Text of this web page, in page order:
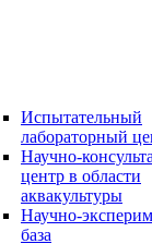
Испытательный
лабораторный
Научно-
центр в области
аквакультуры
Научно-
база